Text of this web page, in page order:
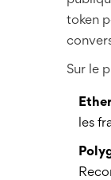
token
Sur le
les